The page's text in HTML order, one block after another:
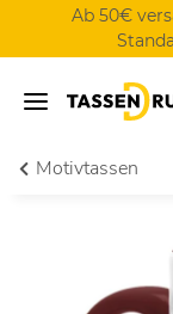
Ab 50€
Motivtassen